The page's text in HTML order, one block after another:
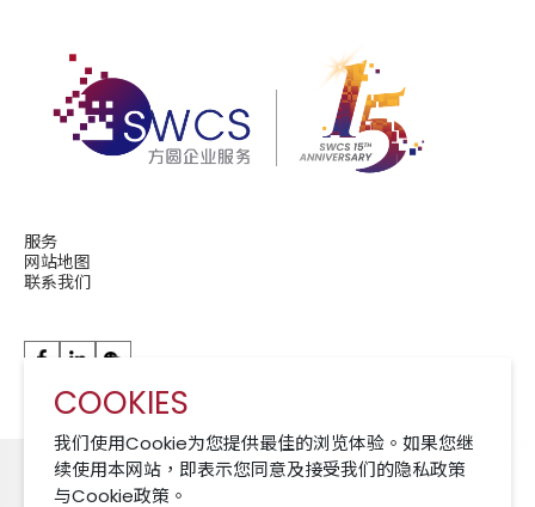
COOKIES
我们使用Cookie为您提供最佳的浏览体验。如果您继
续使用本网站，即表示您同意及接受我们的隐私政策
与Cookie政策。
服务
网站地图
联系我们
华润现代服务成员公司 A Member of CRCS